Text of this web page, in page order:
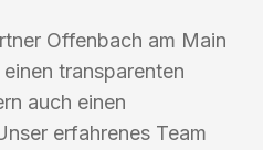
Offenbach am Main
transparenten
auch einen
erfahrenes Team